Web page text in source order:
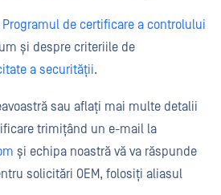
Programul de certificare a controlului
și despre criteriile de
a securității.
sau aflați mai multe detalii
trimițând un e-mail la
și echipa noastră vă va răspunde
solicitări OEM, folosiți aliasul